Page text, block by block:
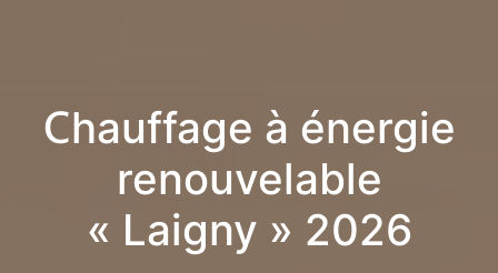
Chauffage à énergie
renouvelable
« Laigny » 2026